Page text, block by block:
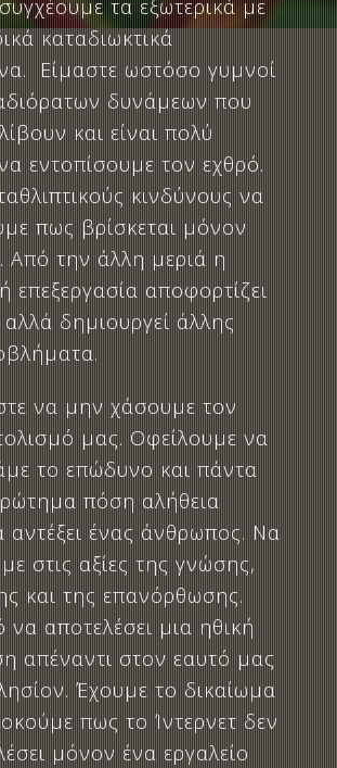
τα εξωτερικά με
καταδιωκτικά
Είμαστε ωστόσο γυμνοί
δυνάμεων που
και είναι πολύ
εντοπίσουμε τον εχθρό.
κινδύνους να
πως βρίσκεται μόνον
Από την άλλη μεριά η
επεξεργασία αποφορτίζει
αλλά δημιουργεί άλλης
να μην χάσουμε τον
μας. Οφείλουμε να
το επώδυνο και πάντα
πόση αλήθεια
αντέξει ένας άνθρωπος. Να
στις αξίες της γνώσης,
και της επανόρθωσης.
να αποτελέσει μια ηθική
απέναντι στον εαυτό μας
Έχουμε το δικαίωμα
πως το Ίντερνετ δεν
μόνον ένα εργαλείο